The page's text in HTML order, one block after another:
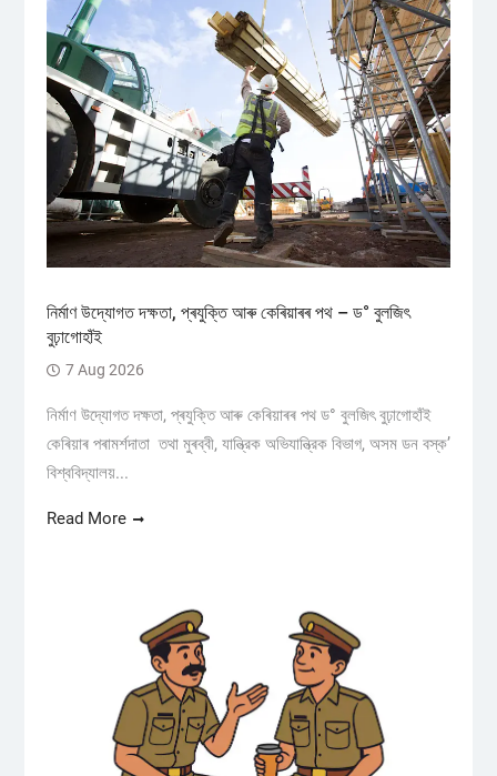
নিৰ্মাণ উদ্যোগত দক্ষতা, প্ৰযুক্তি আৰু কেৰিয়াৰৰ পথ – ড° বুলজিৎ
বুঢ়াগোহাঁই
7 Aug 2026
নিৰ্মাণ উদ্যোগত দক্ষতা, প্ৰযুক্তি আৰু কেৰিয়াৰৰ পথ ড° বুলজিৎ বুঢ়াগোহাঁই
কেৰিয়াৰ পৰামৰ্শদাতা তথা মুৰব্বী, যান্ত্রিক অভিযান্ত্রিক বিভাগ, অসম ডন বস্ক’
বিশ্ববিদ্যালয়...
Read More